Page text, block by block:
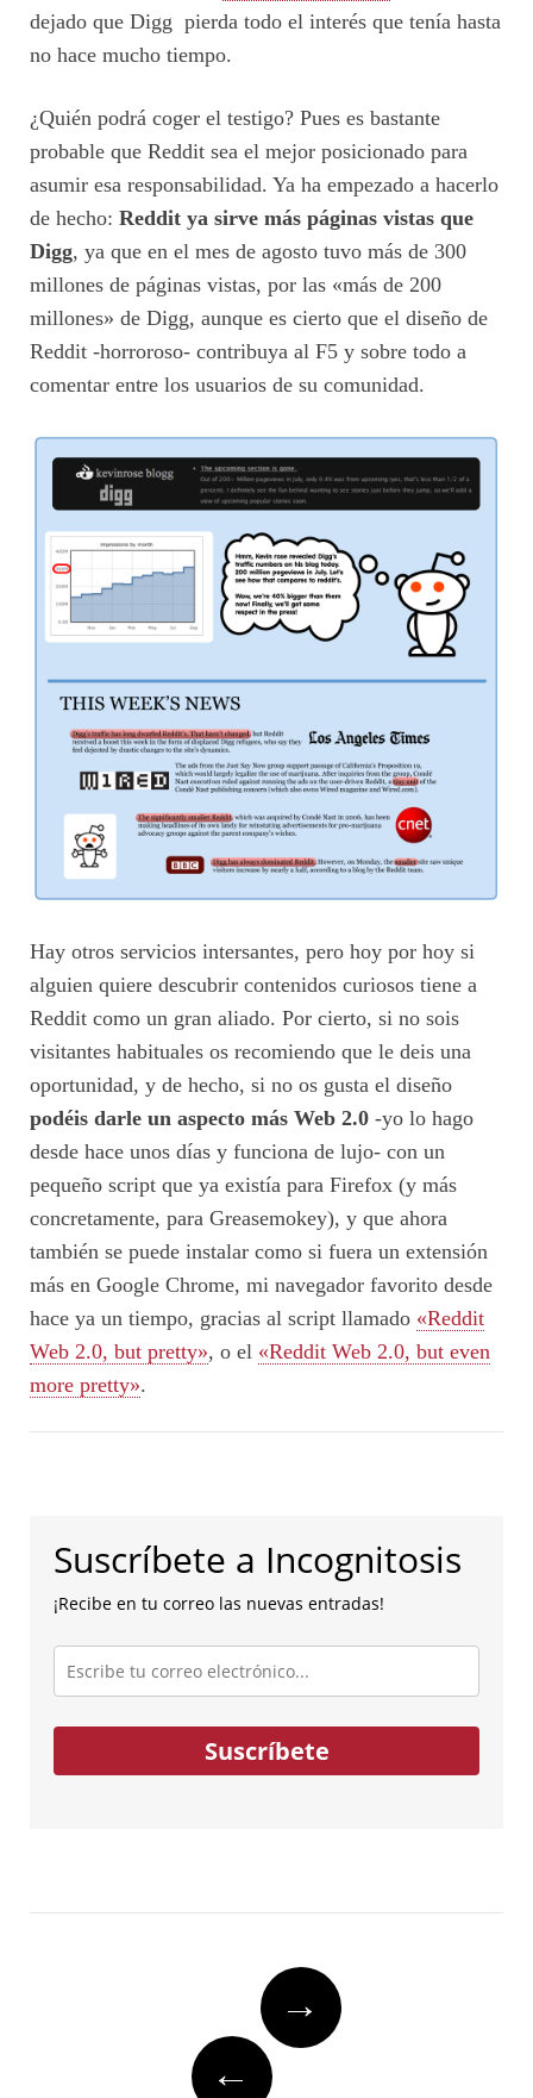
dejado que Digg pierda todo el interés que tenía hasta
no hace mucho tiempo.
¿Quién podrá coger el testigo? Pues es bastante
probable que Reddit sea el mejor posicionado para
asumir esa responsabilidad. Ya ha empezado a hacerlo
de hecho: Reddit ya sirve más páginas vistas que
Digg, ya que en el mes de agosto tuvo más de 300
millones de páginas vistas, por las «más de 200
millones» de Digg, aunque es cierto que el diseño de
Reddit -horroroso- contribuya al F5 y sobre todo a
comentar entre los usuarios de su comunidad.
Hay otros servicios intersantes, pero hoy por hoy si
alguien quiere descubrir contenidos curiosos tiene a
Reddit como un gran aliado. Por cierto, si no sois
visitantes habituales os recomiendo que le deis una
oportunidad, y de hecho, si no os gusta el diseño
podéis darle un aspecto más Web 2.0 -yo lo hago
desde hace unos días y funciona de lujo- con un
pequeño script que ya existía para Firefox (y más
concretamente, para Greasemokey), y que ahora
también se puede instalar como si fuera un extensión
más en Google Chrome, mi navegador favorito desde
hace ya un tiempo, gracias al script llamado «Reddit
Web 2.0, but pretty», o el «Reddit Web 2.0, but even
more pretty».
Suscríbete a Incognitosis
¡Recibe en tu correo las nuevas entradas!
Escribe
tu
correo
electrónico...
Suscríbete
→
←